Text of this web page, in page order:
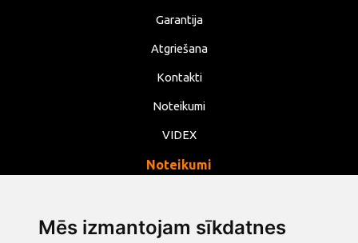
Mēs izmantojam sīkdatnes
Garantija
Atgriešana
Kontakti
Noteikumi
VIDEX
Noteikumi
Noteikumi